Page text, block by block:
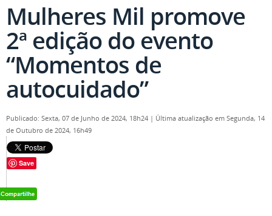
Mulheres Mil promove
2ª edição do evento
“Momentos de
autocuidado”
Publicado: Sexta, 07 de Junho de 2024, 18h24 | Última atualização em Segunda, 14
de Outubro de 2024, 16h49
Save